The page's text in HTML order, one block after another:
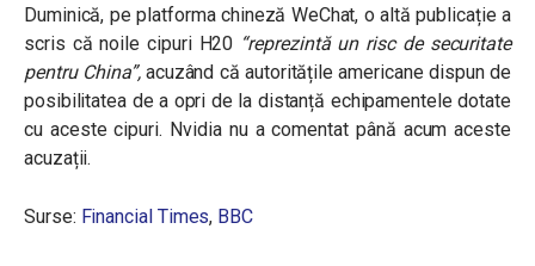
Duminică, pe platforma chineză WeChat, o altă publicație a
scris că noile cipuri H20 “reprezintă un risc de securitate
pentru China”,acuzând că autoritățile americane dispun de
posibilitatea de a opri de la distanță echipamentele dotate
cu aceste cipuri. Nvidia nu a comentat până acum aceste
acuzații.
Surse: Financial Times, BBC